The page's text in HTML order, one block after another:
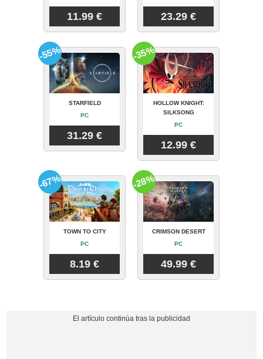
11.99 € 23.29 €
STARFIELD
PC
31.29 €
-55%
HOLLOW KNIGHT:
SILKSONG
PC
12.99 €
-35%
TOWN TO CITY
PC
8.19 €
-67%
CRIMSON DESERT
PC
49.99 €
-28%